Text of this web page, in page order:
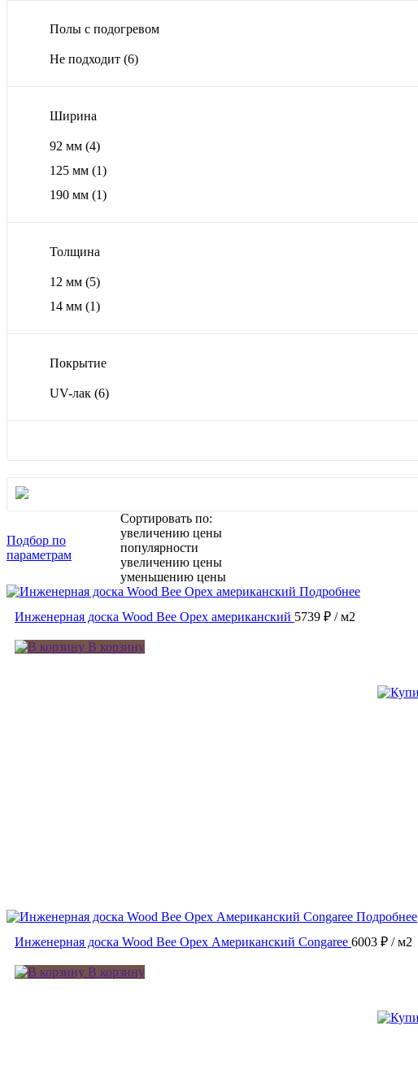
Полы с подогревом
Не подходит (6)
Ширина
92 мм (4)
125 мм (1)
190 мм (1)
Толщина
12 мм (5)
14 мм (1)
Покрытие
UV-лак (6)
Подбор по
параметрам
Сортировать по:
увеличению цены
популярности
увеличению цены
уменьшению цены
Подробнее
Инженерная доска Wood Bee Орех американский 5739 ₽ / м2
В корзину
Подробнее
Инженерная доска Wood Bee Орех Американский Congaree 6003 ₽ / м2
В корзину